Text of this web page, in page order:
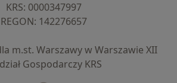
KRS: ⁠0000347997
REGON: ⁠142276657
m.st. Warszawy w Warszawie XII
Gospodarczy KRS